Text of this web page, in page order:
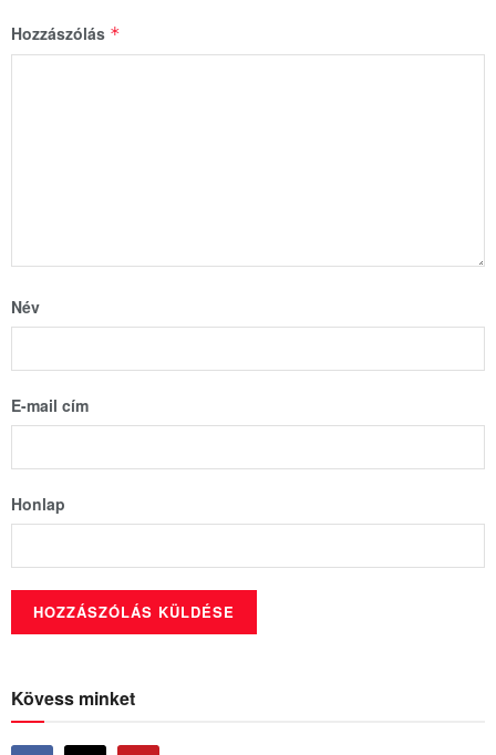
Hozzászólás *
Név
E-mail cím
Honlap
Kövess minket